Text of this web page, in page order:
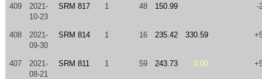
409
2021-
10-23
SRM 817 1 48 150.99 -
408
2021-
09-30
SRM 814 1 16 235.42 330.59
407
2021-
08-21
SRM 811 1 59 243.73 0.00